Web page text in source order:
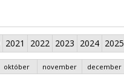
2021 2022 2023 2024 2025
október november december